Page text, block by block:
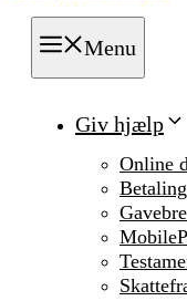
Menu
Giv hjælp
Online